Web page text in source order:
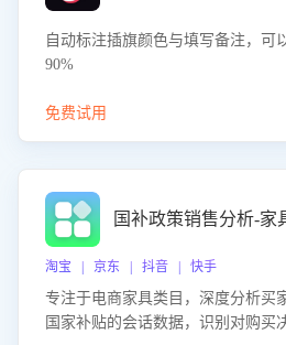
自动标注插旗颜色与填写备注，可
90%
免费试用
国补政策销售分析-家
淘宝 | 京东 | 抖音 | 快手
专注于电商家具类目，深度分析买
国家补贴的会话数据，识别对购买